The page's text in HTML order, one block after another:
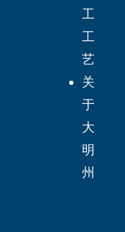
工
工
艺
关
于
大
明
州